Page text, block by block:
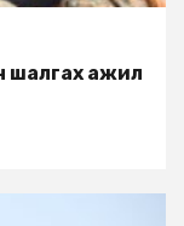
шалгах ажил